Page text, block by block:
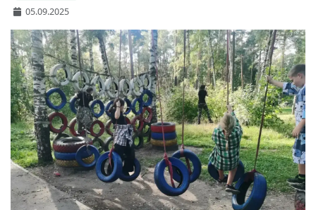
05.09.2025